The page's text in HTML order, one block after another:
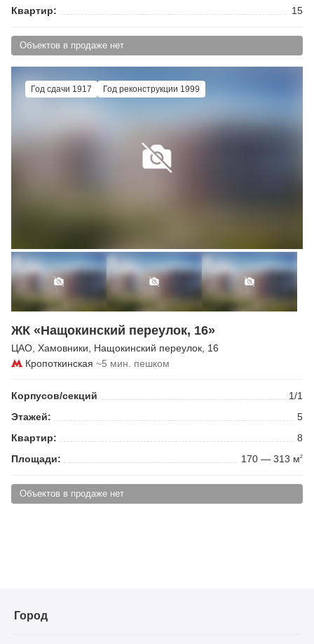
Квартир:
15
Объектов в продаже нет
Год сдачи 1917 Год реконструкции 1999
ЖК «Нащокинский переулок, 16»
ЦАО Хамовники Нащокинский переулок , 16
Кропоткинская ~5 мин. пешком
Корпусов/секций
1/1
Этажей:
5
Квартир:
8
Площади:
170 — 313 м2
Объектов в продаже нет
Город